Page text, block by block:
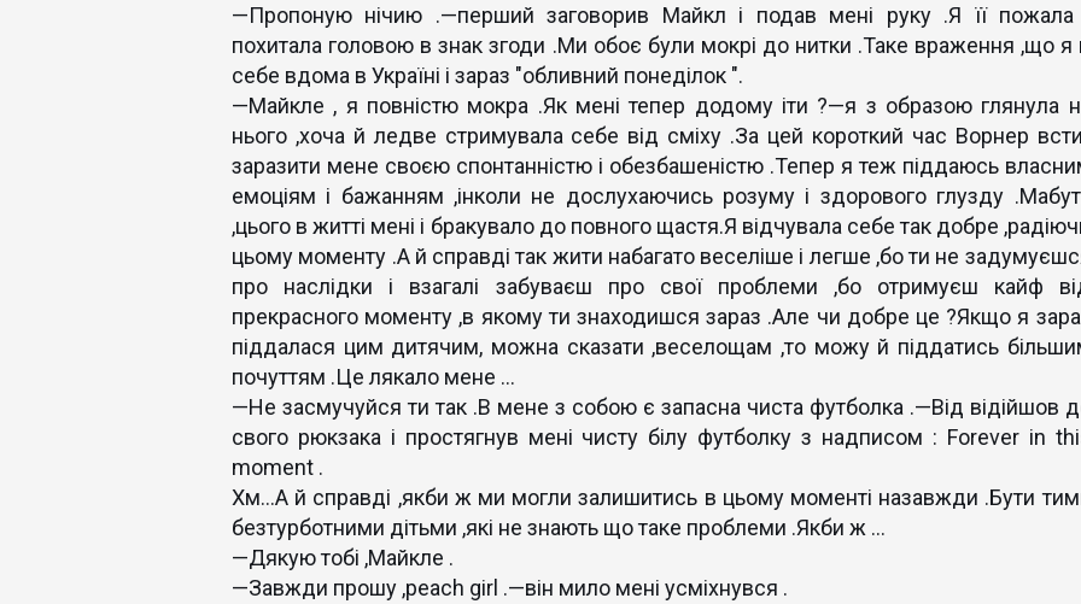
—Пропоную нічию .—перший заговорив Майкл і подав мені руку .Я її пожала
похитала головою в знак згоди .Ми обоє були мокрі до нитки .Таке враження ,що я
себе вдома в Україні і зараз "обливний понеділок ".
—Майкле , я повністю мокра .Як мені тепер додому іти ?—я з образою глянула
нього ,хоча й ледве стримувала себе від сміху .За цей короткий час Ворнер
заразити мене своєю спонтанністю і обезбашеністю .Тепер я теж піддаюсь
емоціям і бажанням ,інколи не дослухаючись розуму і здорового глузду
,цього в житті мені і бракувало до повного щастя.Я відчувала себе так добре
цьому моменту .А й справді так жити набагато веселіше і легше ,бо ти не
про наслідки і взагалі забуваєш про свої проблеми ,бо отримуєш кайф
прекрасного моменту ,в якому ти знаходишся зараз .Але чи добре це ?Якщо я
піддалася цим дитячим, можна сказати ,веселощам ,то можу й піддатись
почуттям .Це лякало мене ...
—Не засмучуйся ти так .В мене з собою є запасна чиста футболка .—Від відійшов
свого рюкзака і простягнув мені чисту білу футболку з надписом : Forever in
moment .
Хм...А й справді ,якби ж ми могли залишитись в цьому моменті назавжди .Бути
безтурботними дітьми ,які не знають що таке проблеми .Якби ж ...
—Дякую тобі ,Майкле .
—Завжди прошу ,peach girl .—він мило мені усміхнувся .